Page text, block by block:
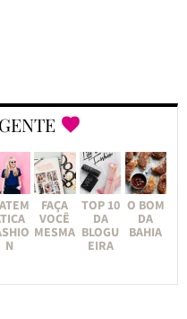
N
FAÇA
VOCÊ
MESMA
TOP 10
DA
BLOGU
EIRA
O BOM
DA
BAHIA